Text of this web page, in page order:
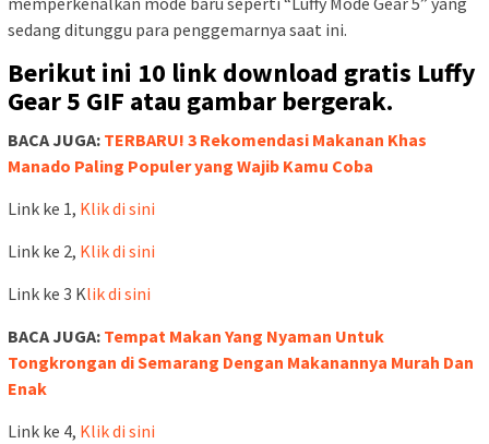
sedang ditunggu para penggemarnya saat ini.
Berikut ini 10 link download gratis Luffy
Gear 5 GIF atau gambar bergerak.
BACA JUGA: TERBARU! 3 Rekomendasi Makanan Khas
Manado Paling Populer yang Wajib Kamu Coba
Link ke 1, Klik di sini
Link ke 2, Klik di sini
Link ke 3 Klik di sini
BACA JUGA: Tempat Makan Yang Nyaman Untuk
Tongkrongan di Semarang Dengan Makanannya Murah Dan
Enak
Link ke 4, Klik di sini